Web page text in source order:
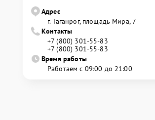
Адрес
г. Таганрог, площадь Мира, 7
Контакты
+7 (800) 301-55-83
+7 (800) 301-55-83
Время работы
Работаем с 09:00 до 21:00